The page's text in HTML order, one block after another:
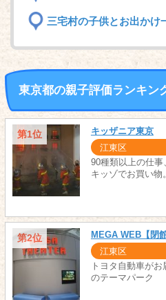
三宅村の子供とお出かけ
東京都の親子評価ランキン
第1位 キッザニア東京
江東区
90種類以上の仕事
キッゾでお買い物。
第2位 MEGA WEB【閉
江東区
トヨタ自動車が
のテーマパーク